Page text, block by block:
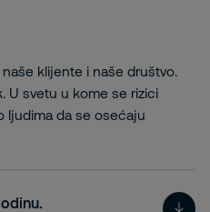
klijente i naše društvo.
U svetu u kome se rizici
ljudima da se osećaju